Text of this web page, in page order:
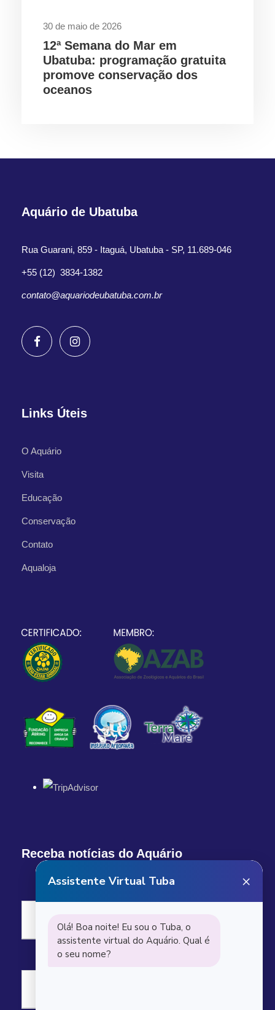
30 de maio de 2026
12ª Semana do Mar em
Ubatuba: programação gratuita
promove conservação dos
oceanos
Aquário de Ubatuba
Rua Guarani, 859 - Itaguá, Ubatuba - SP, 11.689-046
+55 (12) 3834-1382
contato@aquariodeubatuba.com.br
Links Úteis
O Aquário
Visita
Educação
Conservação
Contato
Aqualoja
Receba notícias do Aquário